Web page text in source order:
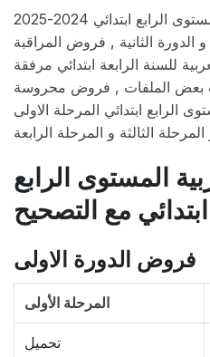
تحميل فروض اللغة العربية المستوى الرابع ابتدائي 2024-2025
الدورة الثانية , فروض المراقبة
للسنة الرابعة ابتدائي مرفقة
بعض الملفات , فروض محروسة
الرابع ابتدائي المرحلة الاولى
المستوى الرابع
ابتدائي مع التصحيح
فروض الدورة الاولى
المرحلة الأولى
تحميل